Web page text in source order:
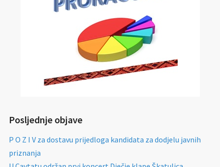
Posljednje objave
P O Z I V za dostavu prijedloga kandidata za dodjelu javnih
priznanja